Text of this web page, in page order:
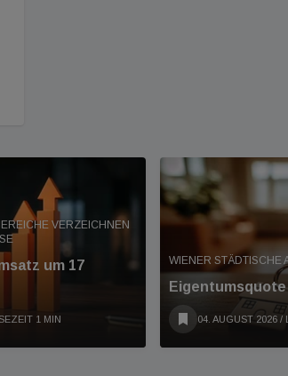
VERZEICHNEN
um 17
1 MIN
WIENER STÄDTISCHE
04. AUGUST 2026 /